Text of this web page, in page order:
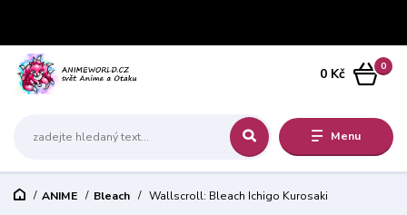
Menu
0
0 Kč
ANIME Bleach Wallscroll: Bleach Ichigo Kurosaki